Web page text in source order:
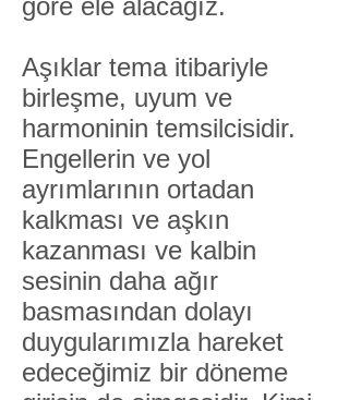
göre ele alacağız.
Aşıklar tema itibariyle
birleşme, uyum ve
harmoninin temsilcisidir.
Engellerin ve yol
ayrımlarının ortadan
kalkması ve aşkın
kazanması ve kalbin
sesinin daha ağır
basmasından dolayı
duygularımızla hareket
edeceğimiz bir döneme